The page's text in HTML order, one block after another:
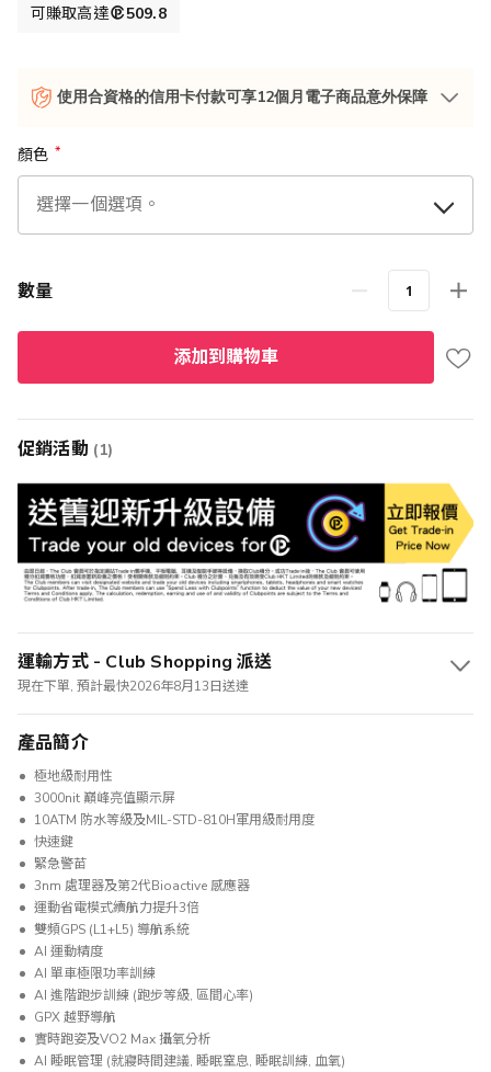
可賺取高達 509.8
使用合資格的信用卡付款可享12個月電子商品意外保障
顏色
數量
添加到購物車
促銷活動 (1)
運輸方式 - Club Shopping 派送
現在下單, 預計最快2026年8月13日送達
產品簡介
極地級耐用性
3000nit 巔峰亮值顯示屏
10ATM 防水等級及MIL-STD-810H軍用級耐用度
快速鍵
緊急警苗
3nm 處理器及第2代Bioactive 感應器
運動省電模式續航力提升3倍
雙頻GPS (L1+L5) 導航系統
AI 運動精度
AI 單車極限功率訓練
AI 進階跑步訓練 (跑步等級, 區間心率)
GPX 越野導航
實時跑姿及VO2 Max 攝氧分析
AI 睡眠管理 (就寢時間建議, 睡眠窒息, 睡眠訓練, 血氧)